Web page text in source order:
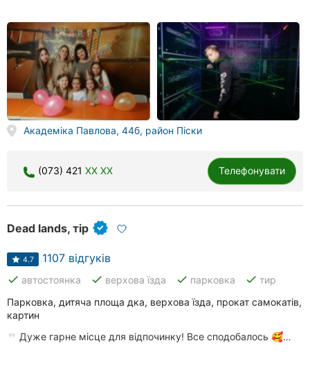
Академіка Павлова, 44б, район Піски
(073) 421 XX XX Телефонувати
Dead lands, тір
4.7 1107 відгуків
done автостоянка done верхова їзда done парковка done тир
Парковка, дитяча площа дка, верхова їзда, прокат самокатів,
картин
Дуже гарне місце для відпочинку! Все сподобалось 🥰…